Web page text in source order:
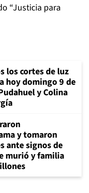
“Justicia para
los cortes de luz
hoy domingo 9 de
y Colina
y tomaron
ante signos de
murió y familia